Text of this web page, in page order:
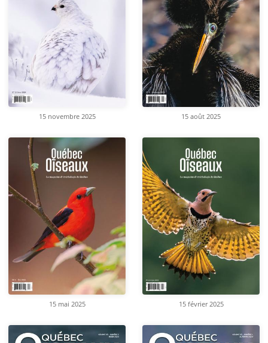
15 novembre 2025 15 août 2025
15 mai 2025 15 février 2025